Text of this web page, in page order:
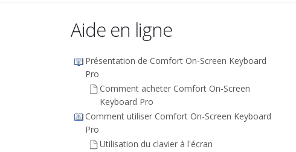
Aide en ligne
Présentation de Comfort On-Screen Keyboard
Pro
Comment acheter Comfort On-Screen
Keyboard Pro
Comment utiliser Comfort On-Screen Keyboard
Pro
Utilisation du clavier à l'écran